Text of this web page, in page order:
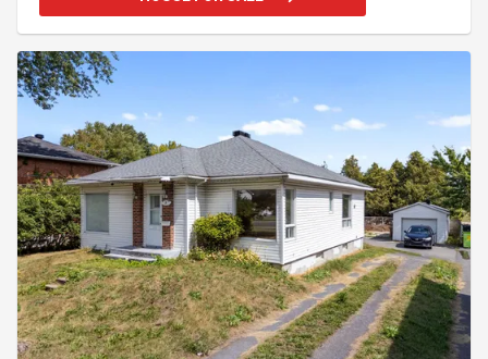
elle profite d'une cour orientée plein sud. À moins
tous les services. Découvrez cette magnifique
maison un